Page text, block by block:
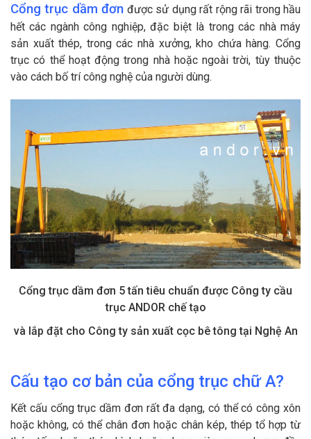
Cổng trục dầm đơn được sử dụng rất rộng rãi trong hầu
hết các ngành công nghiệp, đặc biệt là trong các nhà máy
sản xuất thép, trong các nhà xưởng, kho chứa hàng. Cổng
trục có thể hoạt động trong nhà hoặc ngoài trời, tùy thuộc
vào cách bố trí công nghệ của người dùng.
Cổng trục dầm đơn 5 tấn tiêu chuẩn được Công ty cầu
trục ANDOR chế tạo
và lắp đặt cho Công ty sản xuất cọc bê tông tại Nghệ An
Cấu tạo cơ bản của cổng trục chữ A?
Kết cấu cổng trục dầm đơn rất đa dạng, có thể có công xôn
hoặc không, có thể chân đơn hoặc chân kép, thép tổ hợp từ